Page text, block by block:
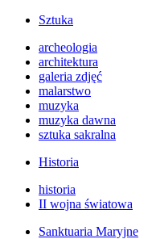
Sztuka
archeologia
architektura
galeria zdjęć
malarstwo
muzyka
muzyka dawna
sztuka sakralna
Historia
historia
II wojna światowa
Sanktuaria Maryjne